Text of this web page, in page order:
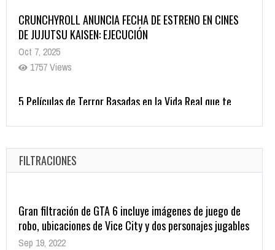
5 Películas de Terror Basadas en la Vida Real que te
Helarán la Sangre
Oct 22, 2025
Revive el terror: El conjuro 4: Últimos ritos ya está
Oct 20, 2025
1379 Views
FILTRACIONES
Gran filtración de GTA 6 incluye imágenes de juego de
robo, ubicaciones de Vice City y dos personajes jugables
Sep 19, 2022